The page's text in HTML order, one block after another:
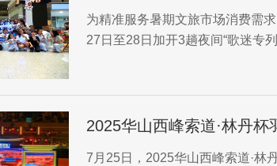
为精准服务暑期文旅市场消费需
27日至28日加开3趟夜间“歌迷专
2025华山西峰索道·林丹
开赛
7月25日，2025华山西峰索道·林